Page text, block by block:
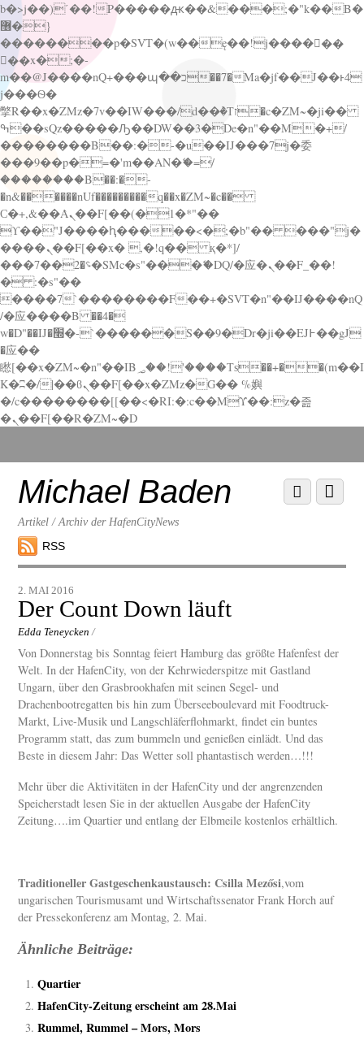
b�>j��)΄��!P�����ԫ��&���;�"k��B�
޶�}
��������p�SVT�(w��ę��!j������
��x�;�-
m��@J����nQ+���պ��כ��7�Ma�jf��J��ͱ4
j���Ѳ�
撆R��x�ZMz�7v��IW���/d��ٞ�Тז�c�ZM~�ji��
ߒ��sQz�����Ԡ��DW��3�De�n"��M�+/
��������B��:�-�u��IJ���7j�委
���9��p�=�'m��AN�ޭ�=/
��������B��:�-
�n&������nUf���������q��x�ZM~�c��
Ϲ�+,&��Ὰܢ��F[��(�1�*"��
ϒ��"J����ԧ�����<�;�b"�� ���"j�
����ܢ��F[��x� ,�!q�� қ�*]/
���؝�2��7�SMc�s"���ޭ�DQ/�应�ܢ��F_��!
� :�s"��
����7`��������F��+�SVT�n"��IJ����nQ
/�应����B ��4�
w�D"��IJ�׭�-`������S��9�Dr�ji��EJ߅��gJ
�应��
矁[��x�ZM~�n"��IB؃��!'����Тѕ��+��(m��I
K�ʭ�/|��ϐܢ��F[��x�ZMz�G�� %嬩
�/c��������[[��<�RI:�:c��MΎ��:z�졾
�ܢ��F[��R�ZM~�D
down
contentMichael Baden
Artikel / Archiv der HafenCityNews
RSS
Menu
Scroll
down
2. MAI 2016
Der Count Down läuft
Edda Teneycken /
Von Donnerstag bis Sonntag feiert Hamburg das größte Hafenfest der
Welt. In der HafenCity, von der Kehrwiederspitze mit Gastland
Ungarn, über den Grasbrookhafen mit seinen Segel- und
Drachenbootregatten bis hin zum Überseeboulevard mit Foodtruck-
Markt, Live-Musik und Langschläferflohmarkt, findet ein buntes
Programm statt, das zum bummeln und genießen einlädt. Und das
Beste in diesem Jahr: Das Wetter soll phantastisch werden…!!!
Mehr über die Aktivitäten in der HafenCity und der angrenzenden
Speicherstadt lesen Sie in der aktuellen Ausgabe der HafenCity
Zeitung….im Quartier und entlang der Elbmeile kostenlos erhältlich.
Traditioneller Gastgeschenkaustausch: Csilla Mezősi,vom
ungarischen Tourismusamt und Wirtschaftssenator Frank Horch auf
der Pressekonferenz am Montag, 2. Mai.
Ähnliche Beiträge:
Quartier
HafenCity-Zeitung erscheint am 28.Mai
Rummel, Rummel – Mors, Mors